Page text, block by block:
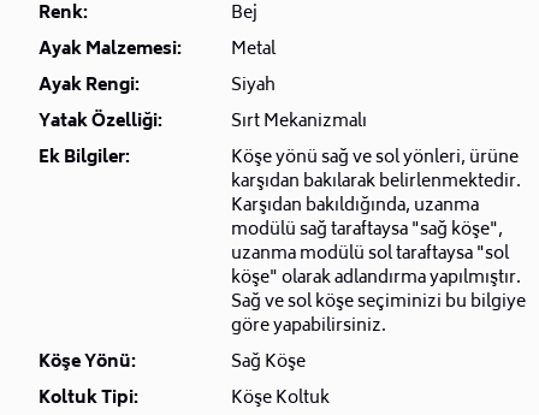
• Sepet tutarına göre 3 ay ücretsiz, üzerine 3 ay ücretli
olacak şekilde toplam 6 ay ileri tarihli teslimat
yapılmaktadır. Sepet tutarı 100.000 TL ve üzeri
alışverişlerde Son teslim tarihi + 3 aya kadar ücretsiz,
+ 3 aya kadar ücretli toplamda 6 aya kadar ileri
teslimat sağlanır.
• İleri tarihli teslimat sepet tutarına göre yalnızca
nakliyeyle teslim edilecek ürünler/siparişler için
• Ücretlendirme, depoda bekletilecek her ürün için
indirimsiz satış fiyatı üzerinden aylık %3 şeklinde
yapılır. STORISH ücretlendirmede piyasa koşulları ve
depolama maliyetlerindeki yükselişe göre tek taraflı
değişiklik yapma hakkını saklı tutar.
Renk:
Bej
Ayak Malzemesi:
Metal
Ayak Rengi:
Siyah
Yatak Özelliği:
Sırt Mekanizmalı
Ek Bilgiler:
Köşe yönü sağ ve sol yönleri, ürüne
karşıdan bakılarak belirlenmektedir.
Karşıdan bakıldığında, uzanma
modülü sağ taraftaysa "sağ köşe",
uzanma modülü sol taraftaysa "sol
köşe" olarak adlandırma yapılmıştır.
Sağ ve sol köşe seçiminizi bu bilgiye
göre yapabilirsiniz.
Köşe Yönü:
Sağ Köşe
Koltuk Tipi:
Köşe Koltuk